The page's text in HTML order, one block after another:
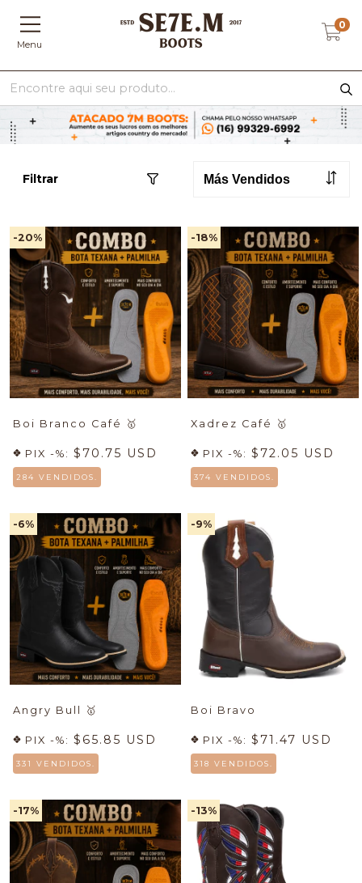
Menu
0
Filtrar
-20%
Boi Branco Café 🥇
PIX -%: $70.75 USD
284 VENDIDOS.
-18%
Xadrez Café 🥇
PIX -%: $72.05 USD
374 VENDIDOS.
-6%
Angry Bull 🥇
PIX -%: $65.85 USD
331 VENDIDOS.
-9%
Boi Bravo
PIX -%: $71.47 USD
318 VENDIDOS.
-17% -13%